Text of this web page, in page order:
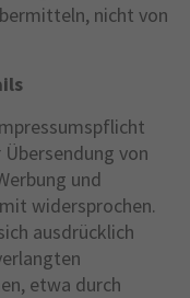
nicht von
von
und
widersprochen.
ausdrücklich
etwa durch